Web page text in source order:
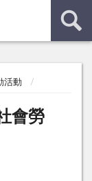
活動
會勞